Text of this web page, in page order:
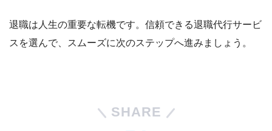
退職は人生の重要な転機です。信頼できる退職代行サービ
スを選んで、スムーズに次のステップへ進みましょう。
SHARE